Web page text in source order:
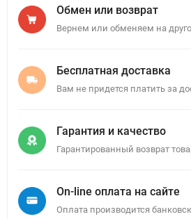
Обмен или возврат
Вернем или обменяем на
Бесплатная доставка
Вам не придется платить за
Гарантия и качество
Гарантированный возврат
On-line оплата на сайте
Оплата производится